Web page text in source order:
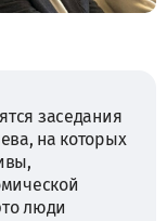
заседания
на которых
люди